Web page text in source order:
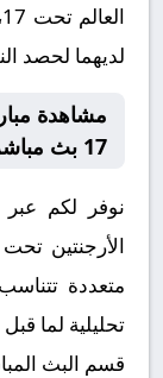
لديهما لحصد
17 بث مباشر
نوفر لكم
متعددة
تحليلية لما
قسم البث